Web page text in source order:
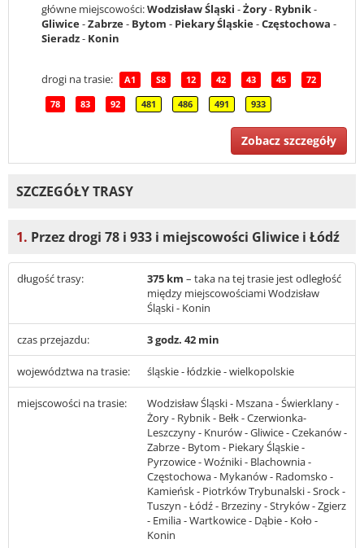
główne miejscowości:Wodzisław Śląski -Żory- Rybnik-
Gliwice-Zabrze- Bytom - Piekary Śląskie-Częstochowa -
Sieradz- Konin
drogi na trasie: A1 S8 12 42 43 45 72
78 83 92 481 486 491 933
Zobacz szczegóły
SZCZEGÓŁY TRASY
1. Przez drogi 78 i 933 i miejscowości Gliwice i Łódź
długość trasy: 375 km – taka na tej trasie jest odległość
między miejscowościami Wodzisław
Śląski - Konin
czas przejazdu: 3 godz. 42 min
województwa na trasie: śląskie - łódzkie - wielkopolskie
miejscowości na trasie:
Wodzisław Śląski - Mszana - Świerklany -
Żory - Rybnik - Bełk - Czerwionka-
Leszczyny - Knurów - Gliwice - Czekanów -
Zabrze - Bytom - Piekary Śląskie -
Pyrzowice - Woźniki - Blachownia -
Częstochowa - Mykanów - Radomsko -
Kamieńsk - Piotrków Trybunalski - Srock -
Tuszyn - Łódź - Brzeziny - Stryków - Zgierz
- Emilia - Wartkowice - Dąbie - Koło -
Konin